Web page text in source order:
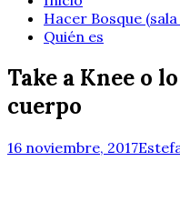
Hacer Bosque
Quién es
Take a Knee o
cuerpo
16 noviembre, 2017